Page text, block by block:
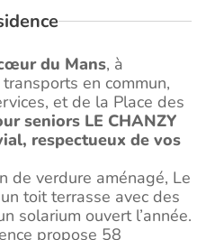
du Mans, à
en commun,
et de la Place des
seniors LE CHANZY
respectueux de vos
de verdure aménagé, Le
toit terrasse avec des
solarium ouvert l’année.
propose 58